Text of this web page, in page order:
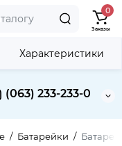
(063) 233-233-0
0
Заказы
Батарейки
Характеристики